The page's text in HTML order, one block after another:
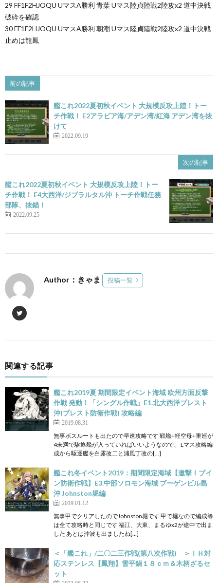
29 FF1F2HJOQU UマスA勝利 青葉 Uマス陸貞陸戦2陸攻x2 道中決戦
破砕を確認
30 FF1F2HJOQU UマスA勝利 朝潮 Uマス陸貞陸戦2陸攻x2 道中決戦
止めは龍鳳
前の記事
艦これ2022夏初秋イベント 大規模反攻上陸！トー
チ作戦！ E2アラビア海/アデン湾/紅海 アデン湾を抜
けて
2022.09.19
次の記事
艦これ2022夏初秋イベント 大規模反攻上陸！トー
チ作戦！ E4大西洋/ジブラルタル沖 トーチ作戦任務
部隊、抜錨！
2022.09.25
Author：きゃま 投稿一覧
関連する記事
艦これ2019夏 期間限定イベント海域 欧州方面反撃
作戦 発動！「シングル作戦」E1.北大西洋ブレスト
沖(ブレスト防衛作戦) 攻略編
2019.08.31
無事ボスルートも出たので早速攻略です 戦艦+軽空母+重巡が
4未満で駆逐艦が入っていればいいようなので、 Lマス攻略編
成から駆逐艦を白露改二と浦風丁改の[…]
艦これ冬イベント2019：期間限定海域【邀撃！ブイ
ン防衛作戦】E3.中部ソロモン海域 ブーゲンビル島
沖 Johnston堀編
2019.01.12
無事甲でクリアしたのでJohnston堀です 甲で堀なので編成等
は全て攻略時と同じです 福江、大東、まるゆx2が途中で出ま
した あとは沖波も出ましたね[…]
＜「艦これ」/二〇二三作戦(第八次作戦) ＞ＩＨ対
応ステンレス【鳳翔】雪平鍋１８ｃｍ＆木柄ざるセ
ット